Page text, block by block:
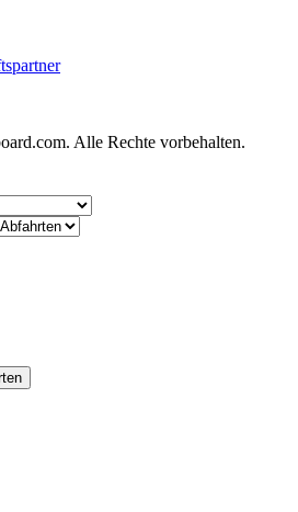
Alle Rechte vorbehalten.